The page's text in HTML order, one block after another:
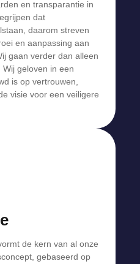
en transparantie in
dat
daarom streven
en aanpassing aan
gaan verder dan alleen
geloven in een
is op vertrouwen,
visie voor een veiligere
de kern van al onze
gebaseerd op